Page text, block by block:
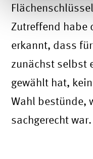
Zutreffend habe
erkannt, dass
zunächst selbst
gewählt hat,
Wahl bestünde,
sachgerecht war.